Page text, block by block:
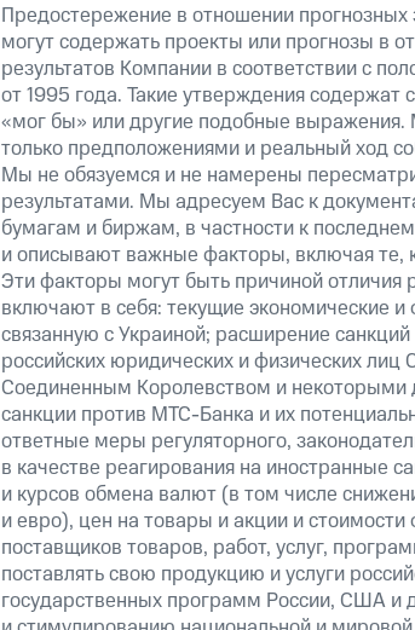
Предостережение в отношении
могут содержать проекты или прогнозы в
результатов Компании в соответствии с
от 1995 года. Такие утверждения содержат
«мог бы» или другие подобные выражения.
только предположениями и реальный ход
Мы не обязуемся и не намерены
результатами. Мы адресуем Вас к
бумагам и биржам, в частности к
и описывают важные факторы, включая
Эти факторы могут быть причиной отличия
включают в себя: текущие экономические
связанную с Украиной; расширение
российских юридических и физических
Соединенным Королевством и некоторыми
санкции против МТС-Банка и их
ответные меры регуляторного,
в качестве реагирования на иностранные
и курсов обмена валют (в том числе
и евро), цен на товары и акции и
поставщиков товаров, работ, услуг,
поставлять свою продукцию и услуги
государственных программ России, США и